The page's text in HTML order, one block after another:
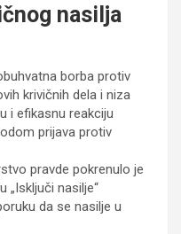
nasilja
borba protiv
krivičnih dela i niza
i efikasnu reakciju
prijava protiv
pravde pokrenulo je
„Isključi nasilje“
da se nasilje u